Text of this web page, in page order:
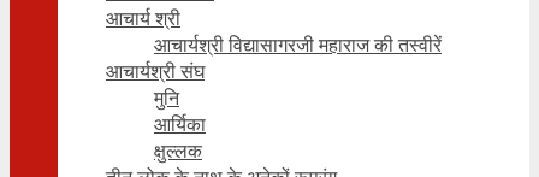
आचार्य श्री
आचार्यश्री विद्यासागरजी महाराज की तस्वीरें
आचार्यश्री संघ
मुनि
आर्यिका
क्षुल्लक